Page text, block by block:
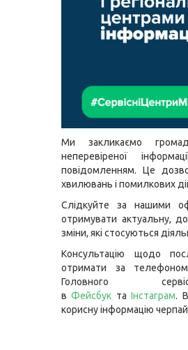
Ми закликаємо
неперевіреної
повідомленням. Це
хвилювань і помилкових
Слідкуйте за нашими
отримувати актуальну,
зміни, які стосуються
Консультацію щодо
отримати за
Головного
в Фейсбук та Інстаграм.
корисну інформацію